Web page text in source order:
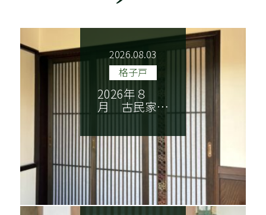
2026.08.03
格子戸
2026年８
月 古民家…